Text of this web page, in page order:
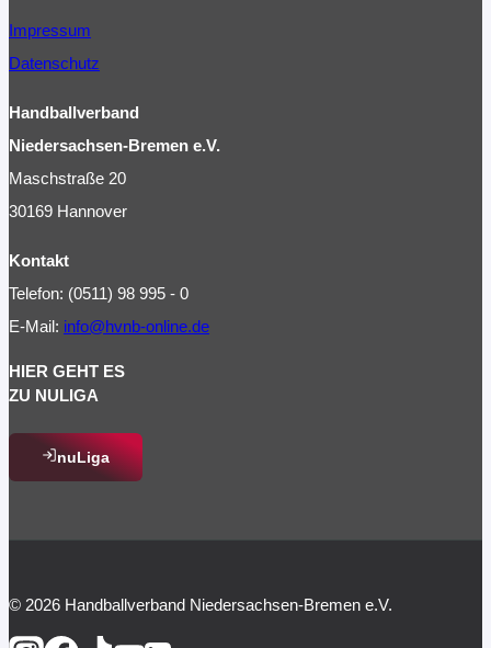
Impressum
Datenschutz
Handballverband
Niedersachsen-Bremen e.V.
Maschstraße 20
30169 Hannover
Kontakt
Telefon: (0511) 98 995 - 0
E-Mail: info@hvnb-online.de
HIER GEHT ES
ZU NULIGA
nuLiga
© 2026 Handballverband Niedersachsen-Bremen e.V.